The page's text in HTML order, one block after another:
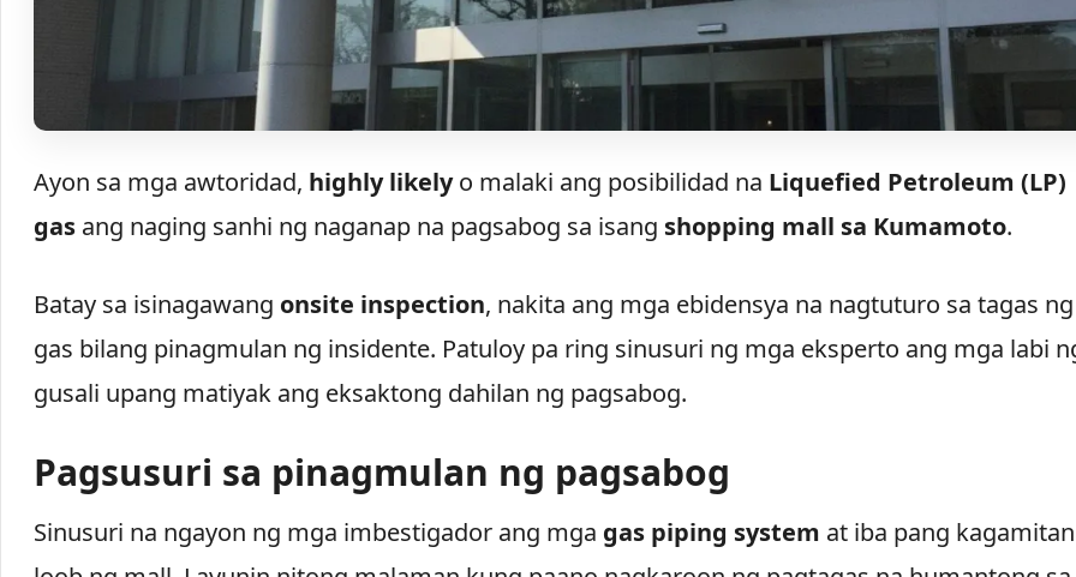
Ayon sa mga awtoridad, highly likelyo malaki ang posibilidad na Liquefied Petroleum (LP)
gasang naging sanhi ng naganap na pagsabog sa isang shopping mall sa Kumamoto.
Batay sa isinagawang onsite inspection, nakita ang mga ebidensya na nagtuturo sa tagas ng
gas bilang pinagmulan ng insidente. Patuloy pa ring sinusuri ng mga eksperto ang mga labi
gusali upang matiyak ang eksaktong dahilan ng pagsabog.
Pagsusuri sa pinagmulan ng pagsabog
Sinusuri na ngayon ng mga imbestigador ang mga gas piping system at iba pang